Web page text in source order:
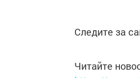
Следите за
Читайте